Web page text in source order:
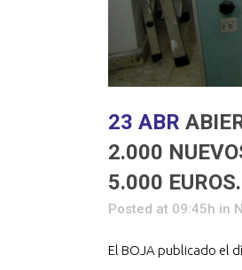
23 ABR
2.000
5.000 EUROS.
Posted at 09:45h in
El BOJA publicado el